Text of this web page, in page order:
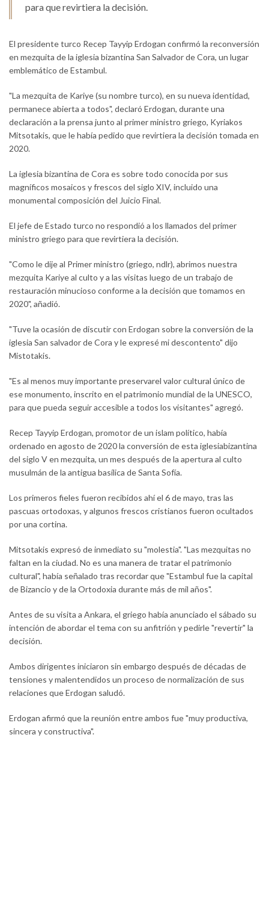
para que revirtiera la decisión.
El presidente turco Recep Tayyip Erdogan confirmó la reconversión
en mezquita de la iglesia bizantina San Salvador de Cora, un lugar
emblemático de Estambul.
"La mezquita de Kariye (su nombre turco), en su nueva identidad,
permanece abierta a todos", declaró Erdogan, durante una
declaración a la prensa junto al primer ministro griego, Kyriakos
Mitsotakis, que le había pedido que revirtiera la decisión tomada en
2020.
La iglesia bizantina de Cora es sobre todo conocida por sus
magníficos mosaicos y frescos del siglo XIV, incluido una
monumental composición del Juicio Final.
El jefe de Estado turco no respondió a los llamados del primer
ministro griego para que revirtiera la decisión.
"Como le dije al Primer ministro (griego, ndlr), abrimos nuestra
mezquita Kariye al culto y a las visitas luego de un trabajo de
restauración minucioso conforme a la decisión que tomamos en
2020", añadió.
"Tuve la ocasión de discutir con Erdogan sobre la conversión de la
iglesia San salvador de Cora y le expresé mi descontento" dijo
Mistotakis.
"Es al menos muy importante preservarel valor cultural único de
ese monumento, inscrito en el patrimonio mundial de la UNESCO,
para que pueda seguir accesible a todos los visitantes" agregó.
Recep Tayyip Erdogan, promotor de un islam político, había
ordenado en agosto de 2020 la conversión de esta iglesiabizantina
del siglo V en mezquita, un mes después de la apertura al culto
musulmán de la antigua basílica de Santa Sofía.
Los primeros fieles fueron recibidos ahí el 6 de mayo, tras las
pascuas ortodoxas, y algunos frescos cristianos fueron ocultados
por una cortina.
Mitsotakis expresó de inmediato su "molestia". "Las mezquitas no
faltan en la ciudad. No es una manera de tratar el patrimonio
cultural", había señalado tras recordar que "Estambul fue la capital
de Bizancio y de la Ortodoxia durante más de mil años".
Antes de su visita a Ankara, el griego había anunciado el sábado su
intención de abordar el tema con su anfitrión y pedirle "revertir" la
decisión.
Ambos dirigentes iniciaron sin embargo después de décadas de
tensiones y malentendidos un proceso de normalización de sus
relaciones que Erdogan saludó.
Erdogan afirmó que la reunión entre ambos fue "muy productiva,
sincera y constructiva".